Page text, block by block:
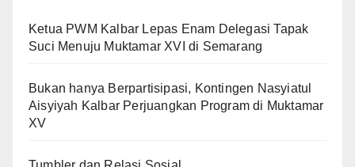
Ketua PWM Kalbar Lepas Enam Delegasi Tapak
Suci Menuju Muktamar XVI di Semarang
Bukan hanya Berpartisipasi, Kontingen Nasyiatul
Aisyiyah Kalbar Perjuangkan Program di Muktamar
XV